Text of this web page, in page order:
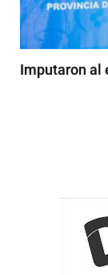
Imputaron al